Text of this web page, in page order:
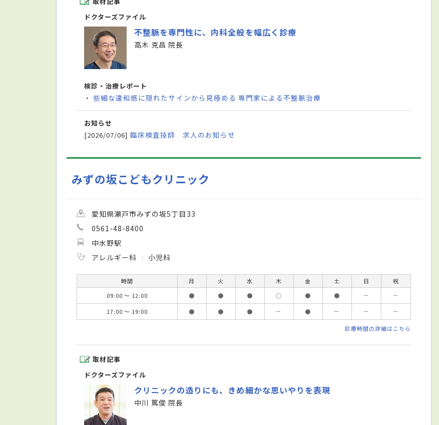
ドクターズファイル
不整脈を専門性に、内科全般を幅広く診療
高木 克昌 院長
検診・治療レポート
・ 些細な違和感に隠れたサインから見極める 専門家による不整脈治療
お知らせ
[2026/07/06] 臨床検査技師 求人のお知らせ
みずの坂こどもクリニック
愛知県瀬戸市みずの坂5丁目33
0561-48-8400
中水野駅
アレルギー科
小児科
時間 月 火 水 木 金 土 日
祝
09:00 ～ 12:00
● ● ● ○ ● ● －
－
17:00 ～ 19:00
● ● ● － ● － － －
診療時間の詳細はこちら
取材記事
ドクターズファイル
クリニックの造りにも、きめ細かな思いやりを表現
中川 篤俊 院長